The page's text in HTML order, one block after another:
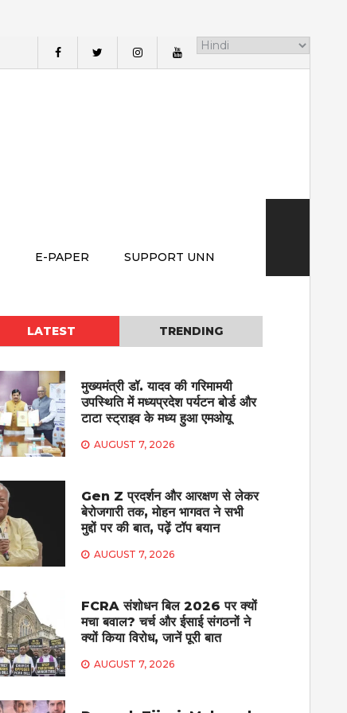
E-PAPER SUPPORT UNN
LATEST TRENDING
मुख्यमंत्री डॉ. यादव की गरिमामयी
उपस्थिति में मध्यप्रदेश पर्यटन बोर्ड और
टाटा स्ट्राइव के मध्य हुआ एमओयू
AUGUST 7, 2026
Gen Z प्रदर्शन और आरक्षण से लेकर
बेरोजगारी तक, मोहन भागवत ने सभी
मुद्दों पर की बात, पढ़ें टॉप बयान
AUGUST 7, 2026
FCRA संशोधन बिल 2026 पर क्यों
मचा बवाल? चर्च और ईसाई संगठनों ने
क्यों किया विरोध, जानें पूरी बात
AUGUST 7, 2026